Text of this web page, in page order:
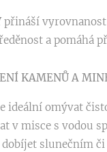
přináší
a pomáhá
KAMENŮ A
ideální omývat
v misce s vodou
slunečním